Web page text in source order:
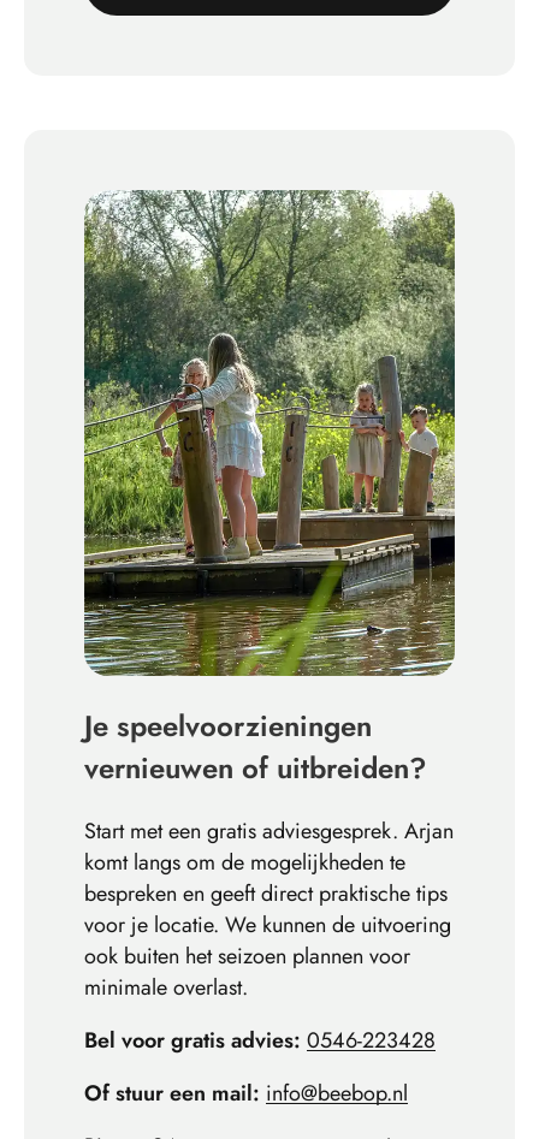
Je speelvoorzieningen
vernieuwen of uitbreiden?
Start met een gratis adviesgesprek. Arjan
komt langs om de mogelijkheden te
bespreken en geeft direct praktische tips
voor je locatie. We kunnen de uitvoering
ook buiten het seizoen plannen voor
minimale overlast.
Bel voor gratis advies: 0546-223428
Of stuur een mail: info@beebop.nl